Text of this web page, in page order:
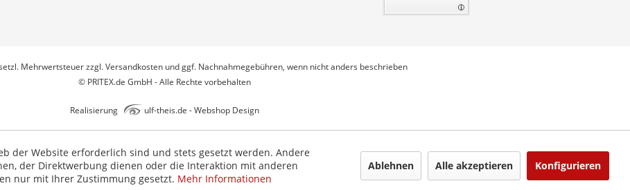
Mehrwertsteuer zzgl.Versandkostenund ggf. Nachnahmegebühren, wenn nicht anders beschrieben
© PRITEX.de GmbH - Alle Rechte vorbehalten
Realisierung ulf-theis.de - Webshop Design
der Website erforderlich sind und stets gesetzt werden. Andere
der Direktwerbung dienen oder die Interaktion mit anderen
nur mit Ihrer Zustimmung gesetzt. Mehr Informationen
Ablehnen Alle akzeptieren Konfigurieren